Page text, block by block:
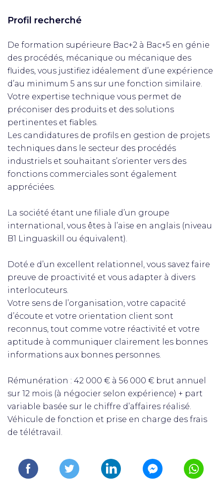
Profil recherché
De formation supérieure Bac+2 à Bac+5 en génie
des procédés, mécanique ou mécanique des
fluides, vous justifiez idéalement d’une expérience
d’au minimum 5 ans sur une fonction similaire.
Votre expertise technique vous permet de
préconiser des produits et des solutions
pertinentes et fiables.
Les candidatures de profils en gestion de projets
techniques dans le secteur des procédés
industriels et souhaitant s’orienter vers des
fonctions commerciales sont également
appréciées.
La société étant une filiale d’un groupe
international, vous êtes à l’aise en anglais (niveau
B1 Linguaskill ou équivalent).
Doté.e d’un excellent relationnel, vous savez faire
preuve de proactivité et vous adapter à divers
interlocuteurs.
Votre sens de l’organisation, votre capacité
d’écoute et votre orientation client sont
reconnus, tout comme votre réactivité et votre
aptitude à communiquer clairement les bonnes
informations aux bonnes personnes.
Rémunération : 42 000 € à 56 000 € brut annuel
sur 12 mois (à négocier selon expérience) + part
variable basée sur le chiffre d’affaires réalisé.
Véhicule de fonction et prise en charge des frais
de télétravail.